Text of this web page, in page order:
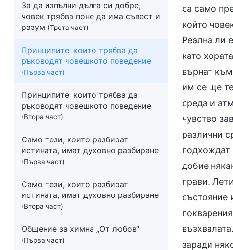
За да изпълни дълга си добре,
човек трябва поне да има съвест и
разум (Трета част)
Принципите, които трябва да
ръководят човешкото поведение
(Първа част)
Принципите, които трябва да
ръководят човешкото поведение
(Втора част)
Само тези, които разбират
истината, имат духовно разбиране
(Първа част)
Само тези, които разбират
истината, имат духовно разбиране
(Втора част)
Общение за химна „От любов“
(Първа част)
са само
който
Реална ли
като
върнат
им се ще
среда и
чувство
различни
подхождат
добие
прави.
състояние
заради